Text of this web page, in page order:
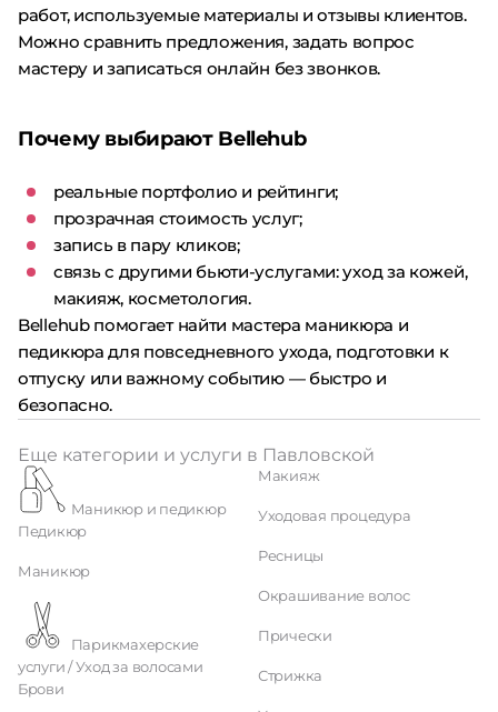
работ, используемые материалы и отзывы клиентов.
Можно сравнить предложения, задать вопрос
мастеру и записаться онлайн без звонков.
Почему выбирают Bellehub
реальные портфолио и рейтинги;
прозрачная стоимость услуг;
запись в пару кликов;
связь с другими бьюти-услугами: уход за кожей,
макияж, косметология.
Bellehub помогает найти мастера маникюра и
педикюра для повседневного ухода, подготовки к
отпуску или важному событию — быстро и
безопасно.
Еще категории и услуги в Павловской
Маникюр и педикюр
Педикюр
Маникюр
услуги / Уход за волосами
Брови
Макияж
Уходовая процедура
Ресницы
Окрашивание волос
Прически
Стрижка